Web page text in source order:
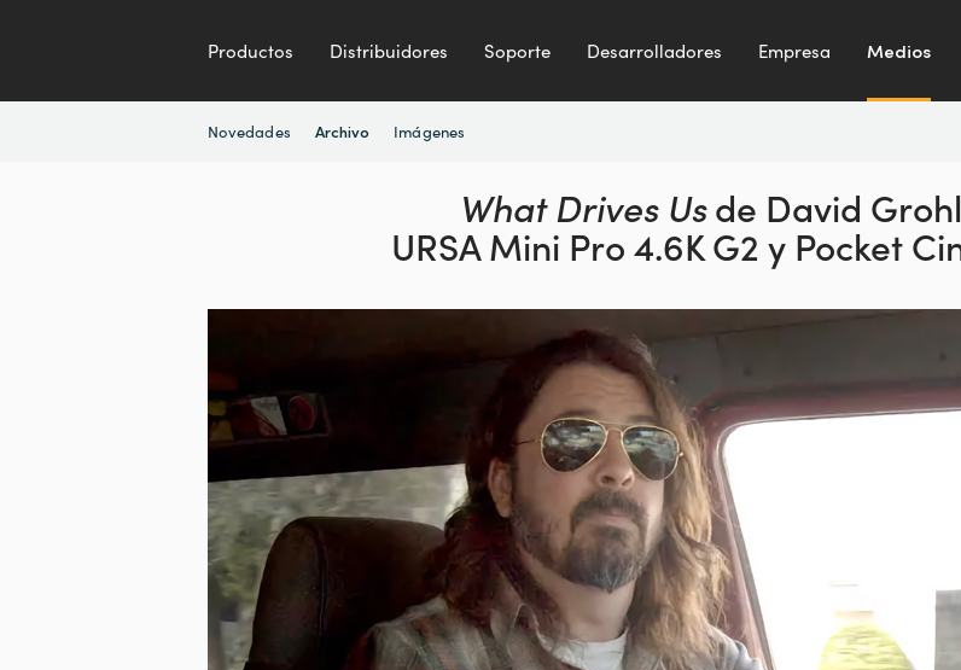
Productos Distribuidores Soporte Desarrolladores Empresa Medios
Novedades Archivo Imágenes
What Drives Usde David Grohl
URSA Mini Pro 4.6K G2 y Pocket